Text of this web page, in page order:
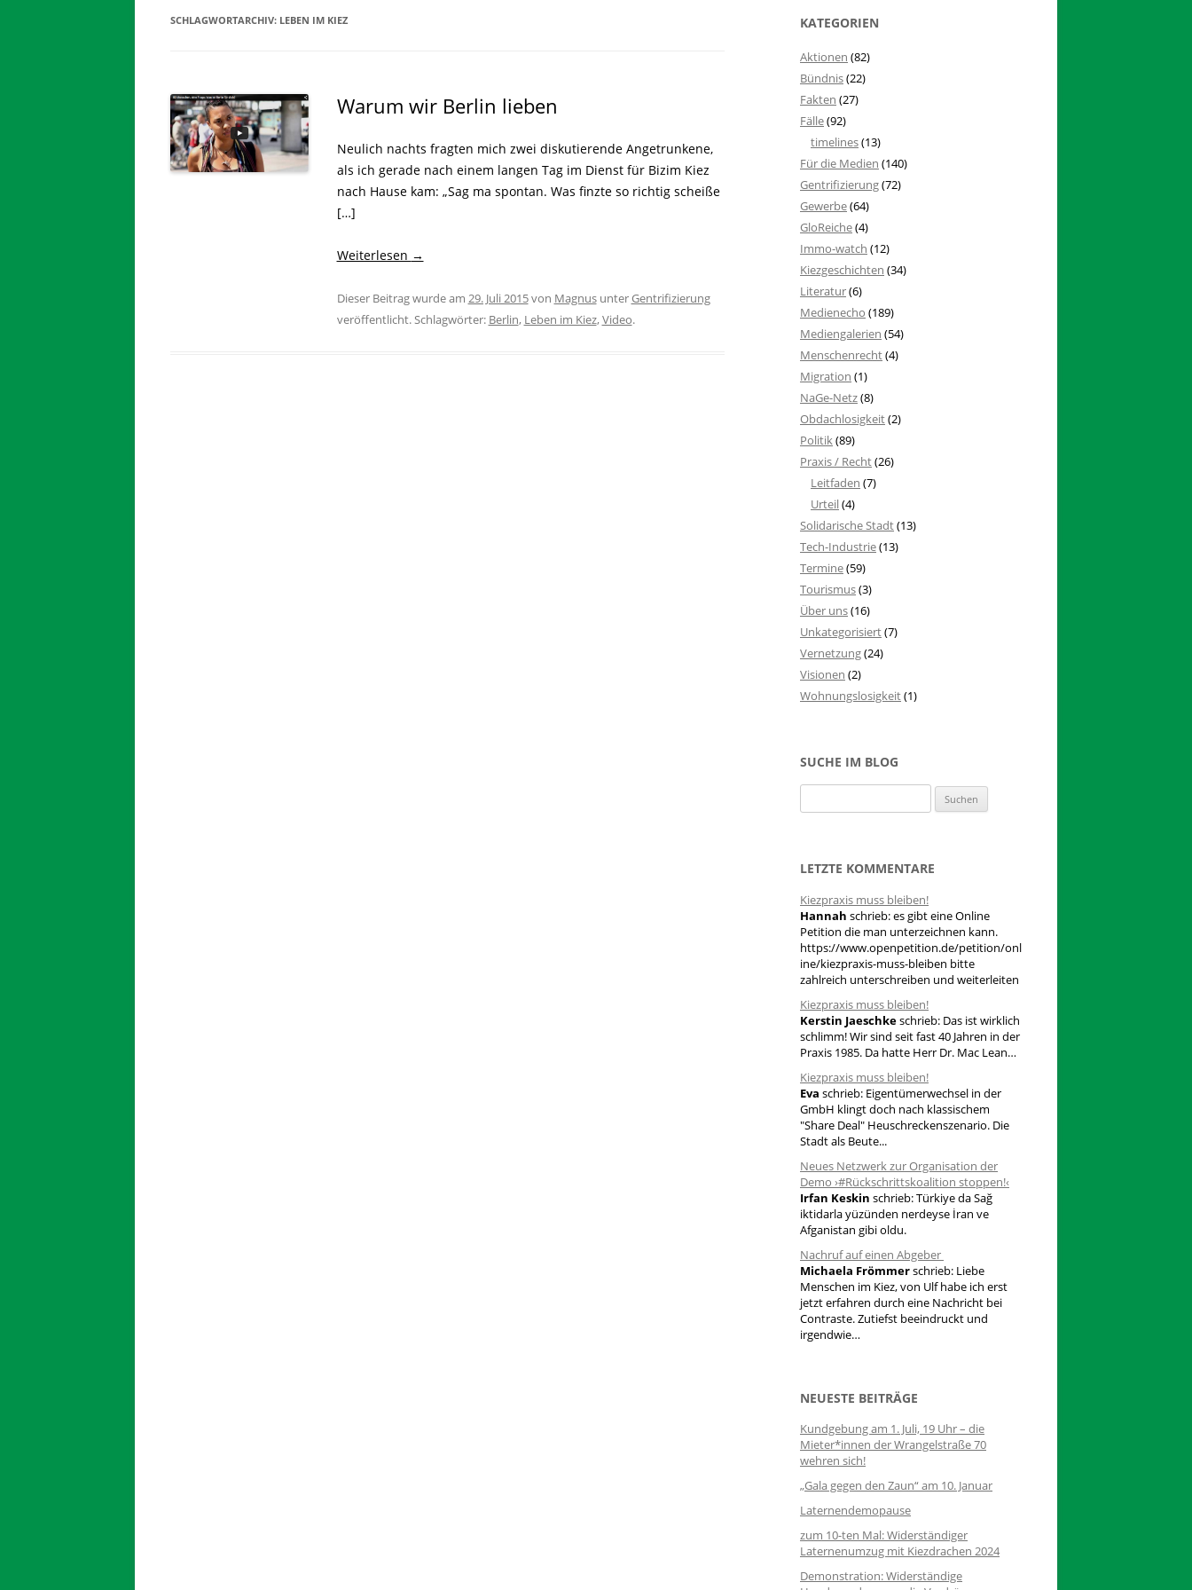
SCHLAGWORTARCHIV: LEBEN IM KIEZ
Warum wir Berlin lieben
Neulich nachts fragten mich zwei diskutierende Angetrunkene,
als ich gerade nach einem langen Tag im Dienst für Bizim Kiez
nach Hause kam: „Sag ma spontan. Was finzte so richtig scheiße
[…]
Weiterlesen →
Dieser Beitrag wurde am 29. Juli 2015von MagnusunterGentrifizierung
veröffentlicht. Schlagwörter: Berlin, Leben im Kiez,Video.
KATEGORIEN
Aktionen (82)
Bündnis(22)
Fakten (27)
Fälle(92)
timelines(13)
Für die Medien (140)
Gentrifizierung(72)
Gewerbe(64)
GloReiche(4)
Immo-watch (12)
Kiezgeschichten (34)
Literatur(6)
Medienecho (189)
Mediengalerien (54)
Menschenrecht(4)
Migration (1)
NaGe-Netz(8)
Obdachlosigkeit(2)
Politik(89)
Praxis / Recht(26)
Leitfaden (7)
Urteil(4)
Solidarische Stadt(13)
Tech-Industrie(13)
Termine(59)
Tourismus(3)
Über uns(16)
Unkategorisiert(7)
Vernetzung(24)
Visionen (2)
Wohnungslosigkeit(1)
SUCHE IM BLOG
u
n
n
a
c
h
:
LETZTE KOMMENTARE
Kiezpraxis muss bleiben!
Hannah schrieb:es gibt eine Online
Petition die man unterzeichnen kann.
https://www.openpetition.de/petition/onl
ine/kiezpraxis-muss-bleiben bitte
zahlreich unterschreiben und weiterleiten
Kiezpraxis muss bleiben!
Kerstin Jaeschkeschrieb: Das ist wirklich
schlimm! Wir sind seit fast 40 Jahren in der
Praxis 1985. Da hatte Herr Dr. Mac Lean…
Kiezpraxis muss bleiben!
Eva schrieb: Eigentümerwechsel in der
GmbH klingt doch nach klassischem
"Share Deal" Heuschreckenszenario. Die
Stadt als Beute...
Neues Netzwerk zur Organisation der
Demo ›#Rückschrittskoalition stoppen!‹
Irfan Keskin schrieb:Türkiye da Sağ
iktidarla yüzünden nerdeyse İran ve
Afganistan gibi oldu.
Nachruf auf einen Abgeber
Michaela Frömmerschrieb: Liebe
Menschen im Kiez, von Ulf habe ich erst
jetzt erfahren durch eine Nachricht bei
Contraste. Zutiefst beeindruckt und
irgendwie…
NEUESTE BEITRÄGE
Kundgebung am 1. Juli, 19 Uhr – die
Mieter*innen der Wrangelstraße 70
wehren sich!
„Gala gegen den Zaun“ am 10. Januar
Laternendemopause
zum 10-ten Mal: Widerständiger
Laternenumzug mit Kiezdrachen 2024
Demonstration: Widerständige